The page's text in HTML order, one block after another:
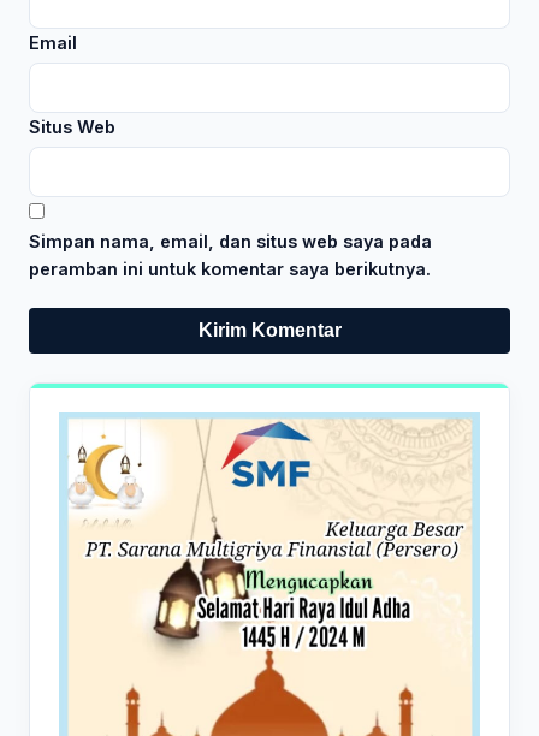
Email
Situs Web
Simpan nama, email, dan situs web saya pada
peramban ini untuk komentar saya berikutnya.